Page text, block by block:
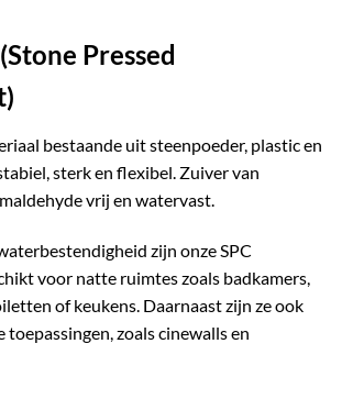
Pressed
bestaande uit steenpoeder, plastic en
sterk en flexibel. Zuiver van
vrij en watervast.
zijn onze SPC
voor natte ruimtes zoals badkamers,
of keukens. Daarnaast zijn ze ook
toepassingen, zoals cinewalls en